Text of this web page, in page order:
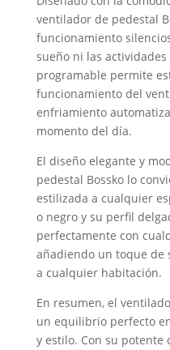
ventilador de pedestal
funcionamiento
sueño ni las
programable permite
funcionamiento del
enfriamiento
momento del día.
El diseño elegante y
pedestal Bossko lo
estilizada a cualquier
o negro y su perfil
perfectamente con
añadiendo un toque de
a cualquier habitación.
En resumen, el
un equilibrio perfecto
y estilo. Con su potente